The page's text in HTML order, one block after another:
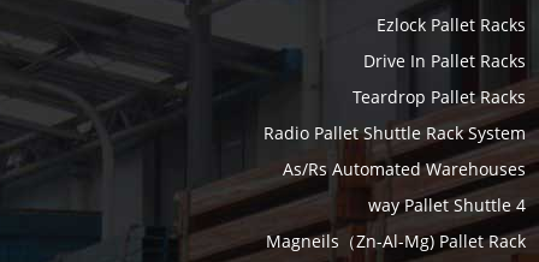
Ezlock Pallet Racks
Drive In Pallet Racks
Teardrop Pallet Racks
Radio Pallet Shuttle Rack System
As/Rs Automated Warehouses
4 way Pallet Shuttle
Magneils（Zn-Al-Mg) Pallet Rack